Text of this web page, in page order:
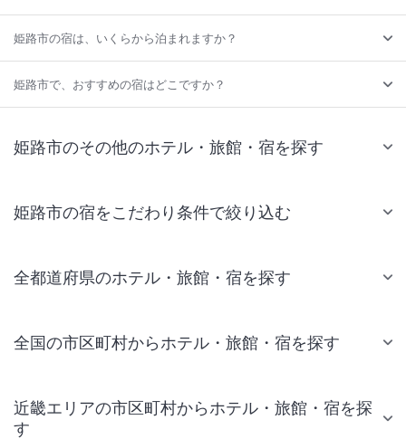
姫路市の宿は、いくらから泊まれますか？
姫路市で、おすすめの宿はどこですか？
姫路市のその他のホテル・旅館・宿を探す
姫路市の宿をこだわり条件で絞り込む
全都道府県のホテル・旅館・宿を探す
全国の市区町村からホテル・旅館・宿を探す
近畿エリアの市区町村からホテル・旅館・宿を探
す